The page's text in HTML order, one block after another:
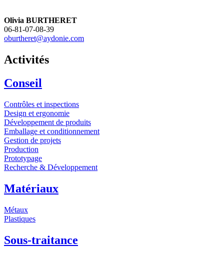
Olivia BURTHERET
06-81-07-08-39
oburtheret@aydonie.com
Activités
Conseil
Contrôles et inspections
Design et ergonomie
Développement de produits
Emballage et conditionnement
Gestion de projets
Production
Prototypage
Recherche & Développement
Matériaux
Métaux
Plastiques
Sous-traitance